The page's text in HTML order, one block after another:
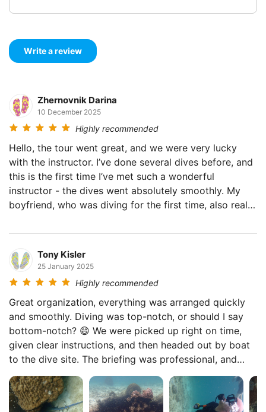
Zhernovnik Darina
10 December 2025
Highly recommended
Hello, the tour went great, and we were very lucky
with the instructor. I’ve done several dives before, and
this is the first time I’ve met such a wonderful
instructor - the dives went absolutely smoothly. My
boyfriend, who was diving for the first time, also really
many different kinds of fish.
Tony Kisler
25 January 2025
Highly recommended
Great organization, everything was arranged quickly
and smoothly. Diving was top-notch, or should I say
bottom-notch? 😄 We were picked up right on time,
given clear instructions, and then headed out by boat
to the dive site. The briefing was professional, and
soon we were underwater! Everything went perfectly,
the underwater world is stunning. Truly an amazing
experience!